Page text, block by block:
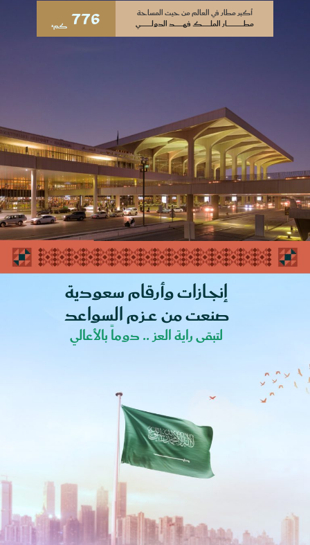
أكبر مطار في العالم من حيث المساحة
مطــــــــــــــــــــــــار الملــــــــــــك فهــــــــــــد الدولــــــــــــــــي
776 كم²
إنجـازات وأرقام سعودية
صنعت من عــزم السواعد
لتبقى راية العز .. دوماً بالأعالي